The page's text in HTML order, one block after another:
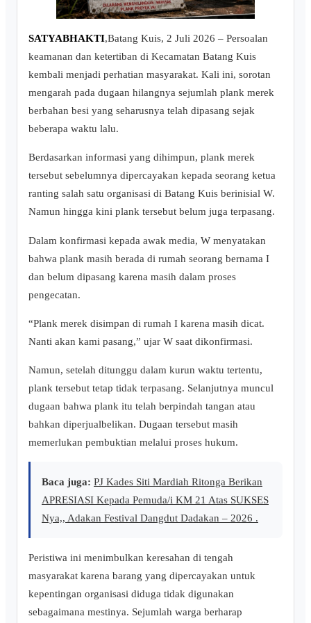
SATYABHAKTI,Batang Kuis, 2 Juli 2026 – Persoalan
keamanan dan ketertiban di Kecamatan Batang Kuis
kembali menjadi perhatian masyarakat. Kali ini, sorotan
mengarah pada dugaan hilangnya sejumlah plank merek
berbahan besi yang seharusnya telah dipasang sejak
beberapa waktu lalu.
Berdasarkan informasi yang dihimpun, plank merek
tersebut sebelumnya dipercayakan kepada seorang ketua
ranting salah satu organisasi di Batang Kuis berinisial W.
Namun hingga kini plank tersebut belum juga terpasang.
Dalam konfirmasi kepada awak media, W menyatakan
bahwa plank masih berada di rumah seorang bernama I
dan belum dipasang karena masih dalam proses
pengecatan.
“Plank merek disimpan di rumah I karena masih dicat.
Nanti akan kami pasang,” ujar W saat dikonfirmasi.
Namun, setelah ditunggu dalam kurun waktu tertentu,
plank tersebut tetap tidak terpasang. Selanjutnya muncul
dugaan bahwa plank itu telah berpindah tangan atau
bahkan diperjualbelikan. Dugaan tersebut masih
memerlukan pembuktian melalui proses hukum.
Baca juga: PJ Kades Siti Mardiah Ritonga Berikan
APRESIASI Kepada Pemuda/i KM 21 Atas SUKSES
Nya,, Adakan Festival Dangdut Dadakan – 2026 .
Peristiwa ini menimbulkan keresahan di tengah
masyarakat karena barang yang dipercayakan untuk
kepentingan organisasi diduga tidak digunakan
sebagaimana mestinya. Sejumlah warga berharap